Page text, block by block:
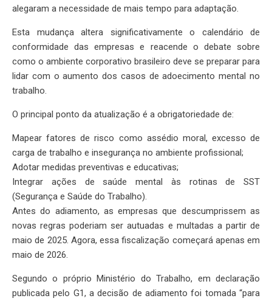
alegaram a necessidade de mais tempo para adaptação.
Esta mudança altera significativamente o calendário de
conformidade das empresas e reacende o debate sobre
como o ambiente corporativo brasileiro deve se preparar para
lidar com o aumento dos casos de adoecimento mental no
trabalho.
O principal ponto da atualização é a obrigatoriedade de:
Mapear fatores de risco como assédio moral, excesso de
carga de trabalho e insegurança no ambiente profissional;
Adotar medidas preventivas e educativas;
Integrar ações de saúde mental às rotinas de SST
(Segurança e Saúde do Trabalho).
Antes do adiamento, as empresas que descumprissem as
novas regras poderiam ser autuadas e multadas a partir de
maio de 2025. Agora, essa fiscalização começará apenas em
maio de 2026.
Segundo o próprio Ministério do Trabalho, em declaração
publicada pelo G1, a decisão de adiamento foi tomada “para